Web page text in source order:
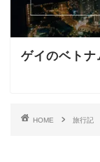
ゲイのベトナ
HOME 旅行記